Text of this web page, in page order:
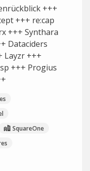
+++
+++ re:cap
+++ Synthara
Dataciders
Layzr +++
+++ Progius
SquareOne